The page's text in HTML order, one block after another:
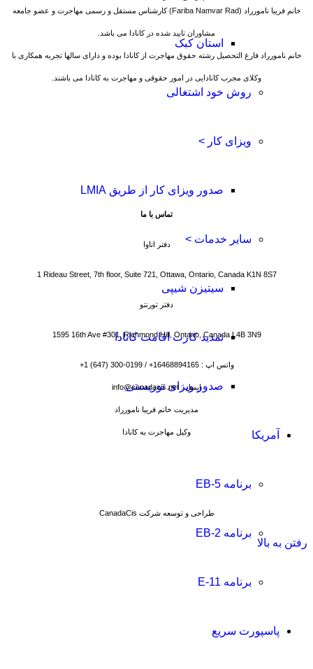
استان کبک
روش خود اشتغالی
ویزای کار >
صدور ویزای کار از طریق LMIA
سایر خدمات >
سیتیزن شیپی
تمدید کارت اقامت کانادا
صدور ویزای توریستی
آمریکا
برنامه EB-5
برنامه EB-2
برنامه E-11
پاسپورت سریع
خانم فریبا نامورراد (Fariba Namvar Rad) کارشناس مستقل و رسمی مهاجرت و عضو جامعه
مشاوران تایید شده در کانادا می باشد.
خانم نامورراد فارغ التحصیل رشته حقوق مهاجرت از کانادا بوده و دارای سالها تجربه همکاری با
وکلای مجرب کانادایی در امور حقوقی و مهاجرت به کانادا می باشند.
تماس با ما
دفتر اتاوا
1 Rideau Street, 7th floor, Suite 721, Ottawa, Ontario, Canada K1N 8S7
دفتر تورنتو
1595 16th Ave #301, Richmond Hill, Ontario, Canada L4B 3N9
واتس اپ : 16468894165+ / 0199-300 (647) 1+
ایمیل : info@canadacis.net
مدیریت خانم فریبا نامورراد
وکیل مهاجرت به کانادا
طراحی و توسعه شرکت CanadaCis
رفتن به بالا